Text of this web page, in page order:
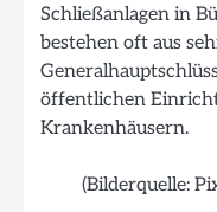
Schließanlagen in
bestehen oft aus
öffentlichen
Krankenhäusern.
(Bilderquelle: